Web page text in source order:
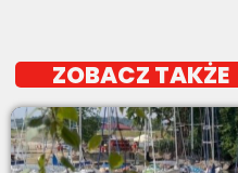
ZOBACZ TAKŻE